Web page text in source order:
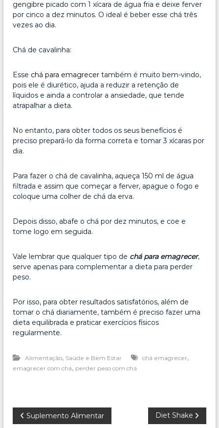
gengibre picado com 1 xícara de água fria e deixe ferver
por cinco a dez minutos. O ideal é beber esse chá três
vezes ao dia.
Chá de cavalinha:
Esse chá para emagrecer também é muito bem-vindo,
pois ele é diurético, ajuda a reduzir a retenção de
líquidos e ainda a controlar a ansiedade, que tende
atrapalhar a dieta.
No entanto, para obter todos os seus benefícios é
preciso prepará-lo da forma correta e tomar 3 xícaras por
dia.
Para fazer o chá de cavalinha, aqueça 150 ml de água
filtrada e assim que começar a ferver, apague o fogo e
coloque uma colher de chá da erva.
Depois disso, abafe o chá por dez minutos, e coe e
tome logo em seguida.
Vale lembrar que qualquer tipo de chá para emagrecer,
serve apenas para complementar a dieta para perder
peso.
Por isso, para obter resultados satisfatórios, além de
tomar o chá diariamente, também é preciso fazer uma
dieta equilibrada e praticar exercícios físicos
regularmente.
Alimentação, Saúde e Bem Estar chá emagrecer,
emagrecer com chá, perder peso com chá
N Suplemento Alimentar Diet Shake